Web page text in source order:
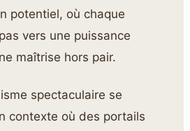
potentiel, où chaque
vers une puissance
maîtrise hors pair.
spectaculaire se
contexte où des portails